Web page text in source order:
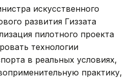
искусственного
развития Гиззата
пилотного проекта
технологии
в реальных условиях,
практику,